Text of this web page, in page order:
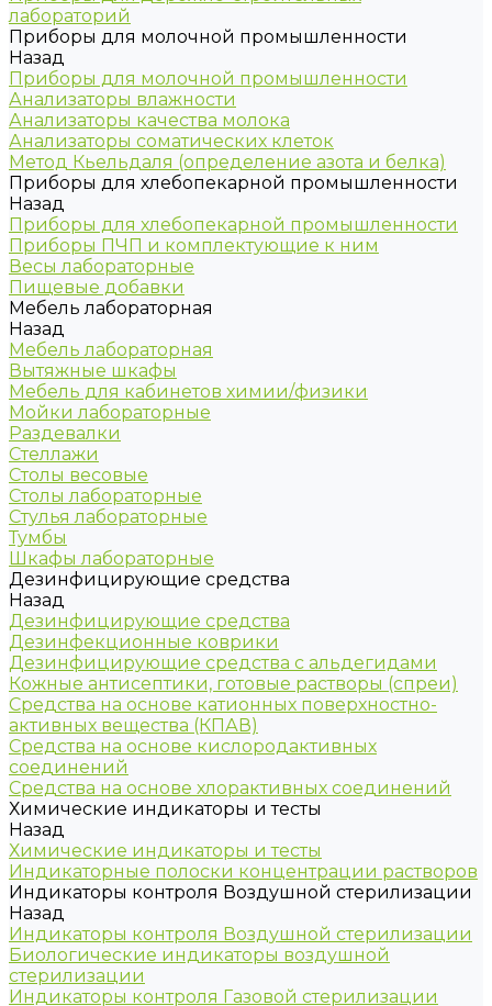
лабораторий
Приборы для молочной промышленности
Назад
Приборы для молочной промышленности
Анализаторы влажности
Анализаторы качества молока
Анализаторы соматических клеток
Метод Кьельдаля (определение азота и белка)
Приборы для хлебопекарной промышленности
Назад
Приборы для хлебопекарной промышленности
Приборы ПЧП и комплектующие к ним
Весы лабораторные
Пищевые добавки
Мебель лабораторная
Назад
Мебель лабораторная
Вытяжные шкафы
Мебель для кабинетов химии/физики
Мойки лабораторные
Раздевалки
Стеллажи
Столы весовые
Столы лабораторные
Стулья лабораторные
Тумбы
Шкафы лабораторные
Дезинфицирующие средства
Назад
Дезинфицирующие средства
Дезинфекционные коврики
Дезинфицирующие средства с альдегидами
Кожные антисептики, готовые растворы (спреи)
Средства на основе катионных поверхностно-
активных вещества (КПАВ)
Средства на основе кислородактивных
соединений
Средства на основе хлорактивных соединений
Химические индикаторы и тесты
Назад
Химические индикаторы и тесты
Индикаторные полоски концентрации растворов
Индикаторы контроля Воздушной стерилизации
Назад
Индикаторы контроля Воздушной стерилизации
Биологические индикаторы воздушной
стерилизации
Индикаторы контроля Газовой стерилизации